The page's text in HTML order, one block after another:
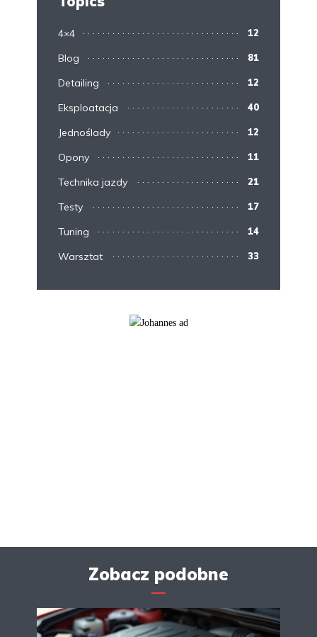
4×4 12
Blog 81
Detailing 12
Eksploatacja 40
Jednoślady 12
Opony 11
Technika jazdy 21
Testy 17
Tuning 14
Warsztat 33
Zobacz podobne